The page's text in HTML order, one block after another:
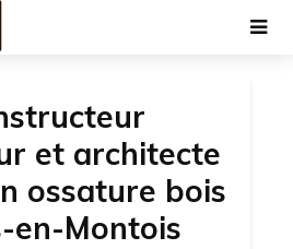
et architecte
ossature bois
en-Montois